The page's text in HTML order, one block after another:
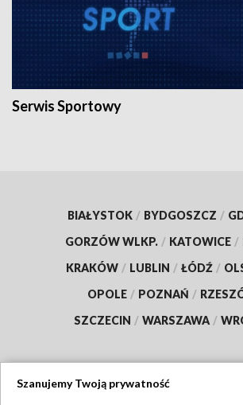
Serwis Sportowy
BIAŁYSTOK / BYDGOSZCZ /
GORZÓW WLKP. / KATOWICE /
KRAKÓW / LUBLIN / ŁÓDŹ /
OPOLE / POZNAŃ /
SZCZECIN / WARSZAWA /
Szanujemy Twoją prywatność